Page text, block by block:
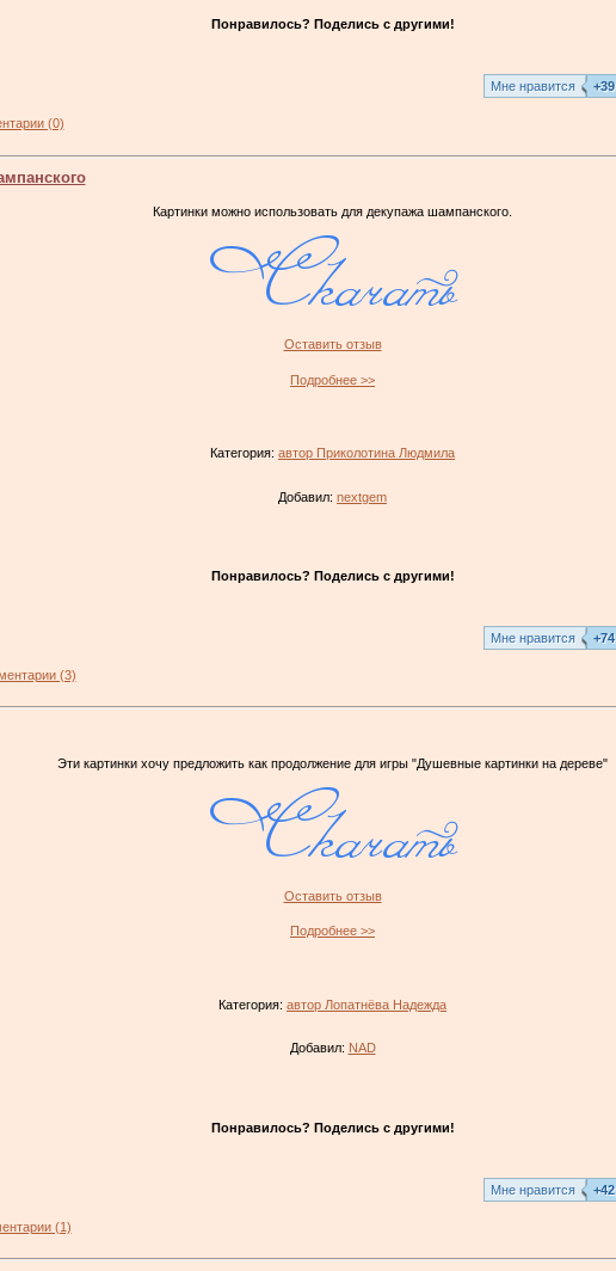
Понравилось? Поделись с другими!
Mне нравится +39
(0)
Картинки можно использовать для декупажа шампанского.
Оставить отзыв
Подробнее >>
Категория: автор Приколотина Людмила
Добавил: nextgem
Понравилось? Поделись с другими!
Mне нравится +74
(3)
Эти картинки хочу предложить как продолжение для игры "Душевные картинки на дереве"
Оставить отзыв
Подробнее >>
Категория: автор Лопатнёва Надежда
Добавил: NAD
Понравилось? Поделись с другими!
Mне нравится +42
(1)